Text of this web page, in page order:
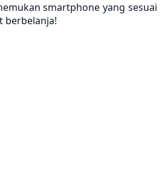
smartphone yang sesuai
berbelanja!